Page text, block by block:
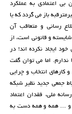
بی اعتمادی به عملکرد
باز می گردد که یا
رسانی و متعاقب آن
و قانونی است، از
خود ایجاد نکرده اند! در
ندارم. اما می توان گفت
کارهای انتخاب و چرایی
جمعی جدید نظیر شبکه
ملی، فقدان اعتماد
و ... همه و همه دست به